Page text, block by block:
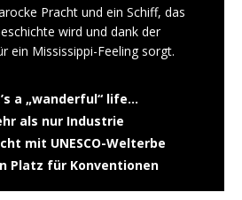
Pracht und ein Schiff, das
wird und dank der
ein Mississippi-Feeling sorgt.
a „wanderful“ life…
als nur Industrie
mit UNESCO-Welterbe
Platz für Konventionen